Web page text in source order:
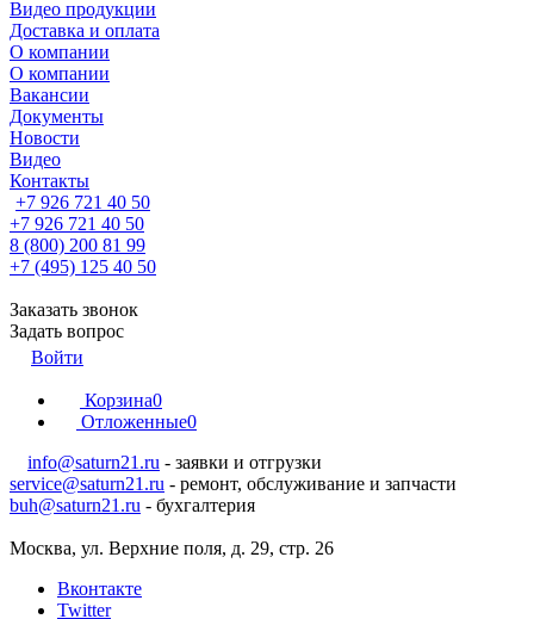
Видео продукции
Доставка и оплата
О компании
О компании
Вакансии
Документы
Новости
Видео
Контакты
+7 926 721 40 50
+7 926 721 40 50
8 (800) 200 81 99
+7 (495) 125 40 50
Заказать звонок
Задать вопрос
Войти
Корзина0
Отложенные0
info@saturn21.ru - заявки и отгрузки
service@saturn21.ru - ремонт, обслуживание и запчасти
buh@saturn21.ru - бухгалтерия
Москва, ул. Верхние поля, д. 29, стр. 26
Вконтакте
Twitter